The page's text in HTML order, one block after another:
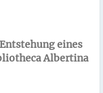
eines
Albertina